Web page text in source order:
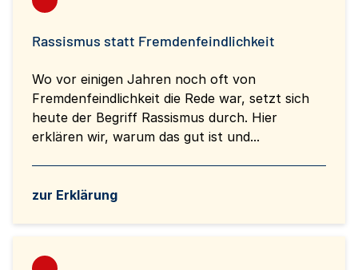
Rassismus statt Fremdenfeindlichkeit
Wo vor einigen Jahren noch oft von
Fremdenfeindlichkeit die Rede war, setzt sich
heute der Begriff Rassismus durch. Hier
erklären wir, warum das gut ist und...
zur Erklärung